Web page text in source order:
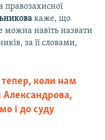
правозахисної
каже, що
можна навіть назвати
за її словами,
коли нам
і до суду